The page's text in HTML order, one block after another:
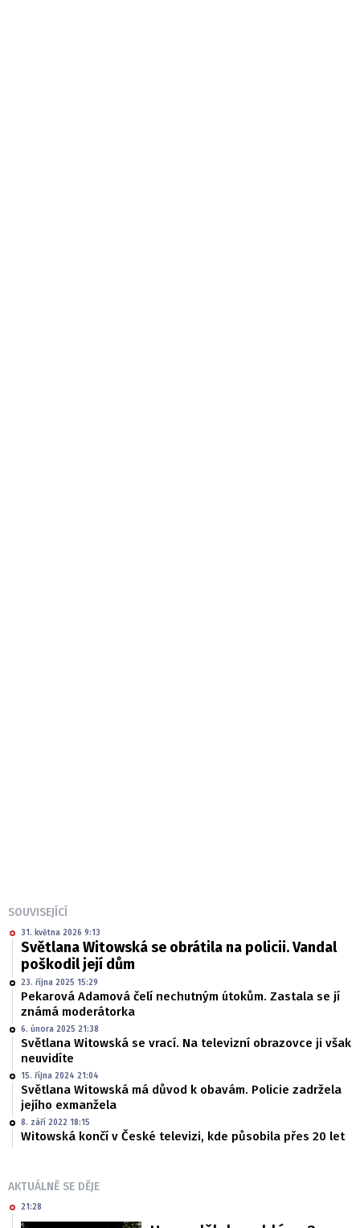
SOUVISEJÍCÍ
31. května 2026 9:13
Světlana Witowská se obrátila na policii. Vandal
poškodil její dům
23. října 2025 15:29
Pekarová Adamová čelí nechutným útokům. Zastala se jí
známá moderátorka
6. února 2025 21:38
Světlana Witowská se vrací. Na televizní obrazovce ji však
neuvidíte
15. října 2024 21:04
Světlana Witowská má důvod k obavám. Policie zadržela
jejího exmanžela
8. září 2022 18:15
Witowská končí v České televizi, kde působila přes 20 let
AKTUÁLNĚ SE DĚJE
21:28